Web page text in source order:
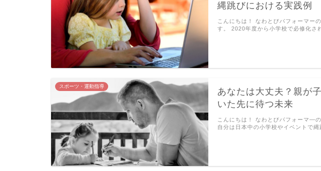
縄跳びにおける実践例
こんにちは！ なわとびパフォーマー
す。 2020年度から小学校で必修化さ
スポーツ・運動指導
あなたは大丈夫？親が
いた先に待つ未来
こんにちは！ なわとびパフォーマ―
自分は日本中の小学校やイベントで